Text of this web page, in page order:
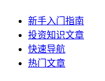
新手入门指南
投资知识文章
快速导航
热门文章